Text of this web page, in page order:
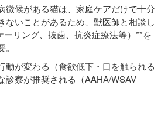
徴候がある猫は、家庭ケアだけで十分
ないことがあるため、獣医師と相談し
ーリング、抜歯、抗炎症療法等）**を
動が変わる（食欲低下・口を触られる
診察が推奨される（AAHA/WSAV